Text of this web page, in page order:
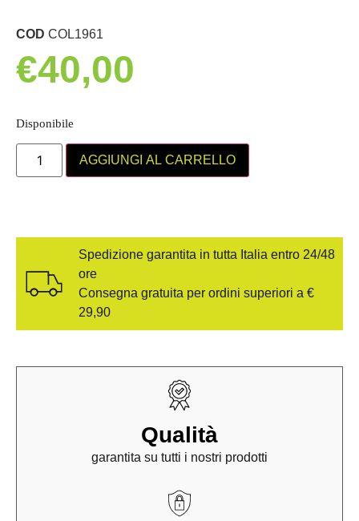
COD COL1961
€40,00
Disponibile
AGGIUNGI AL CARRELLO
Spedizione garantita in tutta Italia entro 24/48
ore
Consegna gratuita per ordini superiori a €
29,90
Qualità
garantita su tutti i nostri prodotti